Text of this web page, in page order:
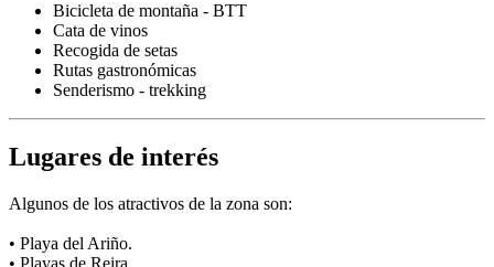
Bicicleta de montaña - BTT
Cata de vinos
Recogida de setas
Rutas gastronómicas
Senderismo - trekking
Lugares de interés
Algunos de los atractivos de la zona son:
• Playa del Ariño.
• Playas de Reira.